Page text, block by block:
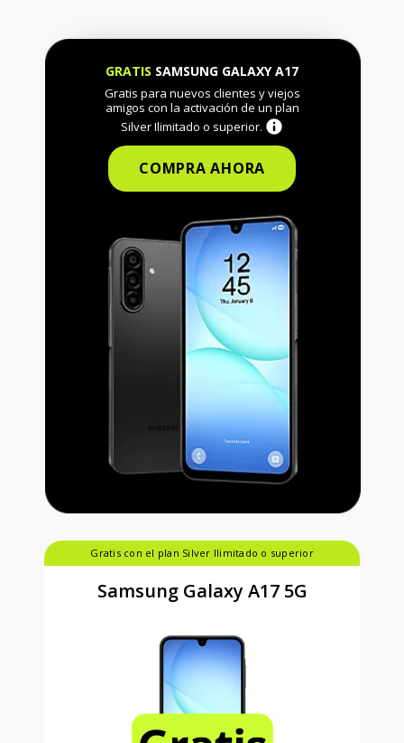
GRATIS SAMSUNG GALAXY A17
Gratis para nuevos clientes y viejos
amigos con la activación de un plan
Silver Ilimitado o superior.
COMPRA AHORA
Gratis con el plan Silver Ilimitado o superior
Samsung Galaxy A17 5G